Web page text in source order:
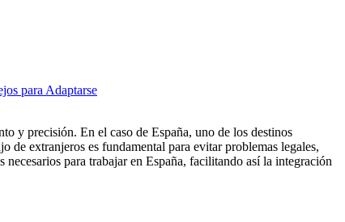
para Adaptarse
y precisión. En el caso de España, uno de los destinos
de extranjeros es fundamental para evitar problemas legales,
para trabajar en España, facilitando así la integración